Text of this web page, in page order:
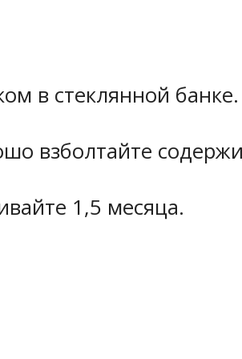
в стеклянной банке.
взболтайте
1,5 месяца.